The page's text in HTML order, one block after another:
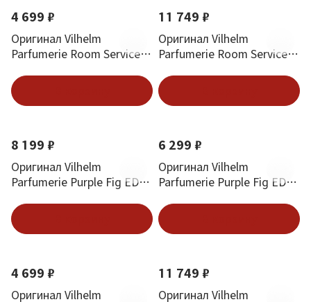
4 699 ₽
Оригинал Vilhelm
Parfumerie Room Service
11 749 ₽
Оригинал Vilhelm
Parfumerie Room Service
8 199 ₽
Оригинал Vilhelm
Parfumerie Purple Fig EDP
6 299 ₽
Оригинал Vilhelm
Parfumerie Purple Fig EDP
4 699 ₽
Оригинал Vilhelm
11 749 ₽
Оригинал Vilhelm